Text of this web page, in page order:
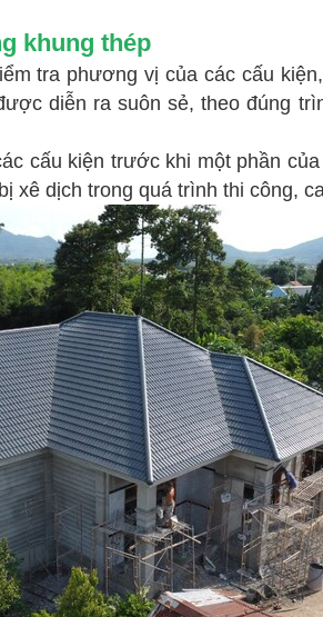
khung thép
tra phương vị của các cấu
diễn ra suôn sẻ, theo đúng
kiện trước khi một phần
xê dịch trong quá trình thi công,